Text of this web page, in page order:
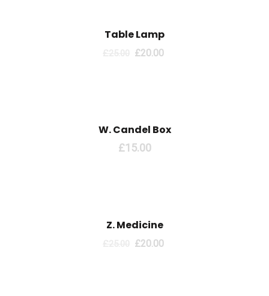
Table Lamp
£20.00
W. Candel Box
£15.00
Z. Medicine
£20.00